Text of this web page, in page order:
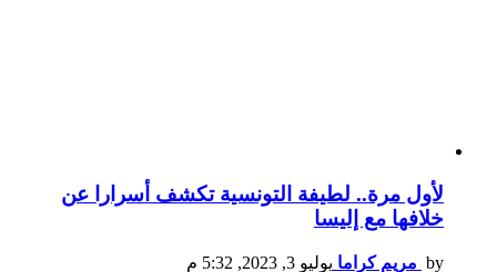
لأول مرة.. لطيفة التونسية تكشف أسرارا عن
خلافها مع إليسا
by مريم كراما يوليو 3, 2023, 5:32 م